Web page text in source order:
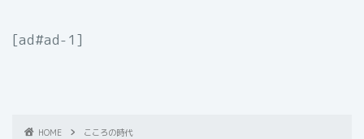
[ad#ad-1]
HOME
こころの時代